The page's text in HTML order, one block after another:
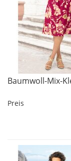
Baumwoll-Mix-
Preis